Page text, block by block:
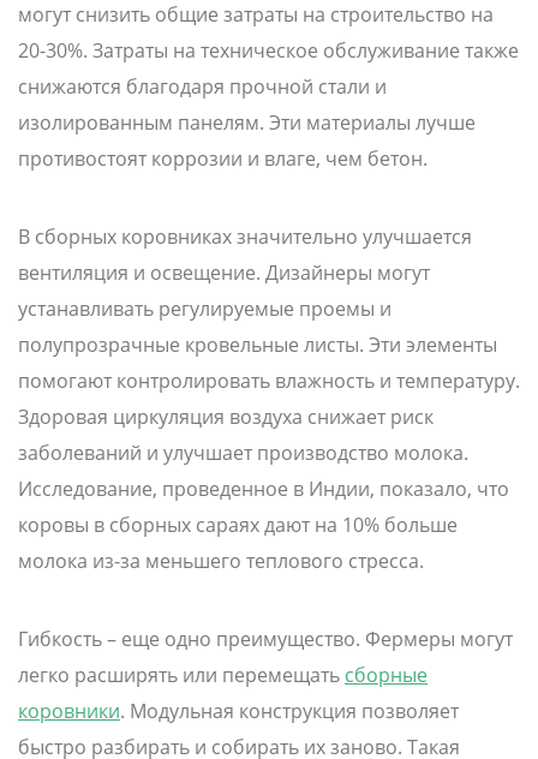
могут снизить общие затраты на строительство на
20-30%. Затраты на техническое обслуживание также
снижаются благодаря прочной стали и
изолированным панелям. Эти материалы лучше
противостоят коррозии и влаге, чем бетон.
В сборных коровниках значительно улучшается
вентиляция и освещение. Дизайнеры могут
устанавливать регулируемые проемы и
полупрозрачные кровельные листы. Эти элементы
помогают контролировать влажность и температуру.
Здоровая циркуляция воздуха снижает риск
заболеваний и улучшает производство молока.
Исследование, проведенное в Индии, показало, что
коровы в сборных сараях дают на 10% больше
молока из-за меньшего теплового стресса.
Гибкость – еще одно преимущество. Фермеры могут
легко расширять или перемещать сборные
коровники. Модульная конструкция позволяет
быстро разбирать и собирать их заново. Такая